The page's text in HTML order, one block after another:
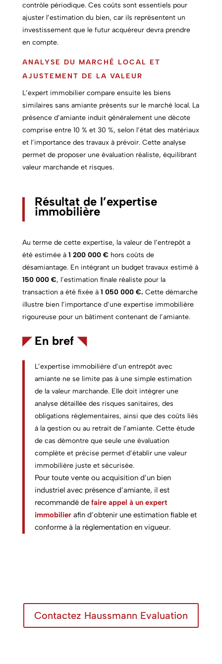
contrôle périodique. Ces coûts sont essentiels pour
ajuster l’estimation du bien, car ils représentent un
investissement que le futur acquéreur devra prendre
en compte.
ANALYSE DU MARCHÉ LOCAL ET
AJUSTEMENT DE LA VALEUR
L’expert immobilier compare ensuite les biens
similaires sans amiante présents sur le marché local. La
présence d’amiante induit généralement une décote
comprise entre 10 % et 30 %, selon l’état des matériaux
et l’importance des travaux à prévoir. Cette analyse
permet de proposer une évaluation réaliste, équilibrant
valeur marchande et risques.
Résultat de l’expertise
immobilière
Au terme de cette expertise, la valeur de l’entrepôt a
été estimée à 1 200 000 € hors coûts de
désamiantage. En intégrant un budget travaux estimé à
150 000 €, l’estimation finale réaliste pour la
transaction a été fixée à1 050 000 €. Cette démarche
illustre bien l’importance d’une expertise immobilière
rigoureuse pour un bâtiment contenant de l’amiante.
◤En bref◥
L’expertise immobilière d’un entrepôt avec
amiante ne se limite pas à une simple estimation
de la valeur marchande. Elle doit intégrer une
analyse détaillée des risques sanitaires, des
obligations réglementaires, ainsi que des coûts liés
à la gestion ou au retrait de l’amiante. Cette étude
de cas démontre que seule une évaluation
complète et précise permet d’établir une valeur
immobilière juste et sécurisée.
Pour toute vente ou acquisition d’un bien
industriel avec présence d’amiante, il est
recommandé defaire appel à un expert
immobilierafin d’obtenir une estimation fiable et
conforme à la réglementation en vigueur.
Contactez Haussmann Evaluation